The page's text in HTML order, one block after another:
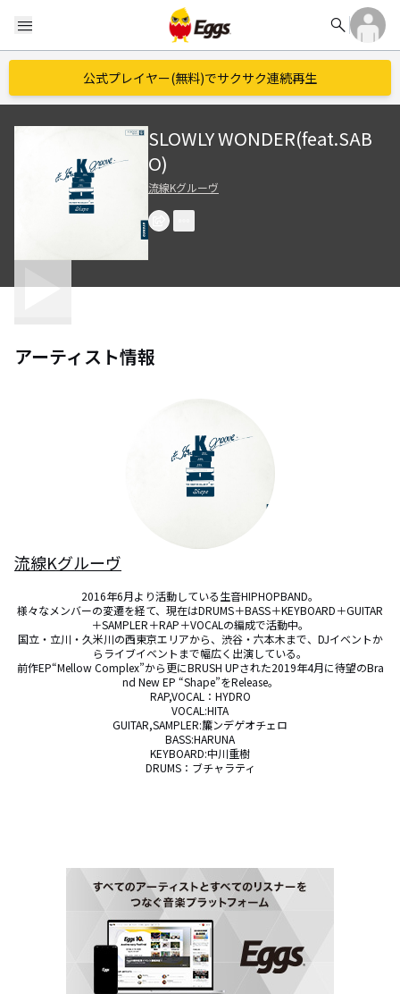
menu search
公式プレイヤー(無料)でサクサク連続再生
SLOWLY WONDER(feat.SAB
O)
流線Kグルーヴ
アーティスト情報
流線Kグルーヴ
2016年6月より活動している生音HIPHOPBAND。
様々なメンバーの変遷を経て、現在はDRUMS＋BASS＋KEYBOARD＋GUITAR
＋SAMPLER＋RAP＋VOCALの編成で活動中。
国立・立川・久米川の西東京エリアから、渋谷・六本木まで、DJイベントか
らライブイベントまで幅広く出演している。
前作EP“Mellow Complex”から更にBRUSH UPされた2019年4月に待望のBra
nd New EP “Shape”をRelease。
RAP,VOCAL：HYDRO
VOCAL:HITA
GUITAR,SAMPLER:簾ンデゲオチェロ
BASS:HARUNA
KEYBOARD:中川重樹
DRUMS：ブチャラティ